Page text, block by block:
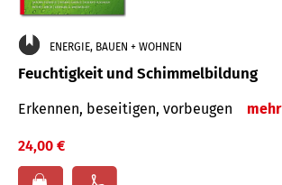
ENERGIE, BAUEN + WOHNEN
Feuchtigkeit und Schimmelbildung
Erkennen, beseitigen, vorbeugen mehr
24,00 €